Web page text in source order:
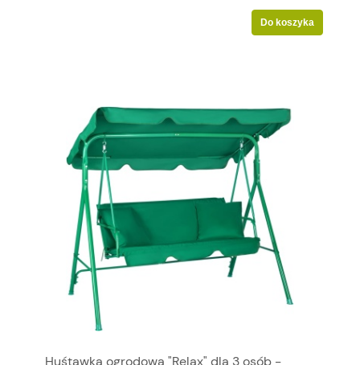
Do koszyka
Huśtawka ogrodowa "Relax" dla 3 osób -